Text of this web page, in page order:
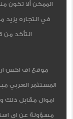
الممكن ألا تكون
في التجاره
التأكد من
موقع اف اكس
المستثمر العربي
اموال مقابل ذلك
مسؤولة عن اي